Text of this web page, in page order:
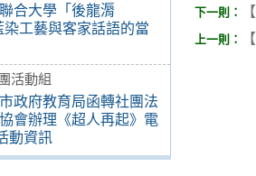
合大學「後龍漘
染工藝與客家話語的當
活動組
市政府教育局函轉社團法
會辦理《超人再起》電
動資訊